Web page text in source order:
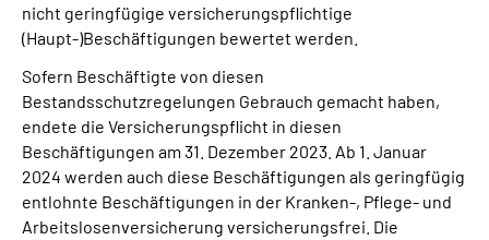
nicht geringfügige versicherungspflichtige
(Haupt-)Beschäftigungen bewertet werden.
Sofern Beschäftigte von diesen
Bestandsschutzregelungen Gebrauch gemacht haben,
endete die Versicherungspflicht in diesen
Beschäftigungen am 31. Dezember 2023. Ab 1. Januar
2024 werden auch diese Beschäftigungen als geringfügig
entlohnte Beschäftigungen in der Kranken-, Pflege- und
Arbeitslosenversicherung versicherungsfrei. Die